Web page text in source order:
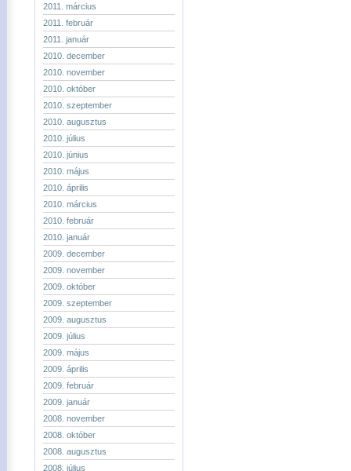
2011. március
2011. február
2011. január
2010. december
2010. november
2010. október
2010. szeptember
2010. augusztus
2010. július
2010. június
2010. május
2010. április
2010. március
2010. február
2010. január
2009. december
2009. november
2009. október
2009. szeptember
2009. augusztus
2009. július
2009. május
2009. április
2009. február
2009. január
2008. november
2008. október
2008. augusztus
2008. július